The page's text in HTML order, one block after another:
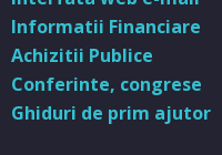
Informatii Financiare
Achizitii Publice
Conferinte, congrese
Ghiduri de prim ajutor